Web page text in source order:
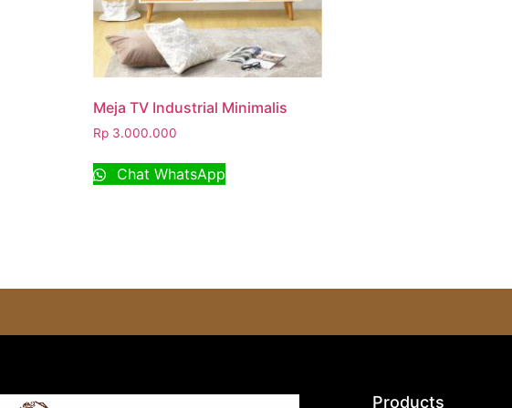
Meja TV Industrial Minimalis
Rp 3.000.000
Chat WhatsApp
Products